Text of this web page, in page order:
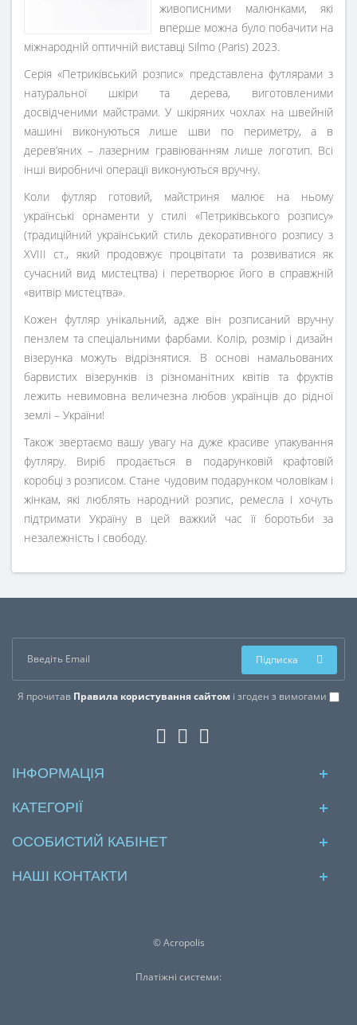
живописними малюнками, які
вперше можна було побачити на
міжнародній оптичній виставці Silmo (Paris) 2023.
Cерія «Петриківський розпис» представлена футлярами з
натуральної шкіри та дерева, виготовленими
досвідченими майстрами. У шкіряних чохлах на швейній
машині виконуються лише шви по периметру, а в
дерев’яних – лазерним гравіюванням лише логотип. Всі
інші виробничі операції виконуються вручну.
Коли футляр готовий, майстриня малює на ньому
українські орнаменти у стилі «Петриківського розпису»
(традиційний український стиль декоративного розпису з
XVIII ст., який продовжує процвітати та розвиватися як
сучасний вид мистецтва) і перетворює його в справжній
«витвір мистецтва».
Кожен футляр унікальний, адже він розписаний вручну
пензлем та спеціальними фарбами. Колір, розмір і дизайн
візерунка можуть відрізнятися. В основі намальованих
барвистих візерунків із різноманітних квітів та фруктів
лежить невимовна величезна любов українців до рідної
землі – України!
Також звертаємо вашу увагу на дуже красиве упакування
футляру. Виріб продається в подарунковій крафтовій
коробці з розписом. Стане чудовим подарунком чоловікам і
жінкам, які люблять народний розпис, ремесла і хочуть
підтримати Україну в цей важкий час її боротьби за
незалежність і свободу.
Я прочитав Правила користування сайтом і згоден з вимогами
Підписка
ІНФОРМАЦІЯ
КАТЕГОРІЇ
ОСОБИСТИЙ КАБІНЕТ
НАШІ КОНТАКТИ
© Acropolis
Платіжні системи: